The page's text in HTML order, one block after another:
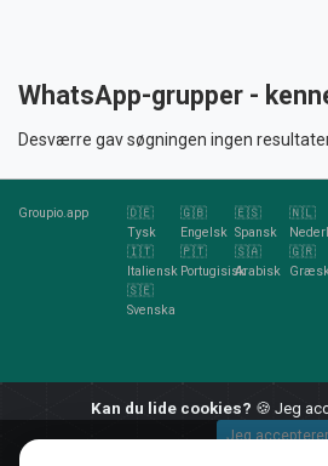
WhatsApp-grupper -
Desværre gav søgningen ingen
Groupio.app
🇩🇪
Tysk
🇬🇧
Engelsk
🇪🇸
Spansk
🇳🇱
🇮🇹
Italiensk
🇵🇹
Portugisisk
🇸🇦
Arabisk
🇬🇷
🇸🇪
Svenska
Kan du lide cookies? 🍪 Jeg
Jeg accepterer